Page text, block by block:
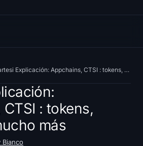
Cartesi Explicación: Appchains, CTSI : tokens, valores y mucho más
: tokens,
más
Bianco